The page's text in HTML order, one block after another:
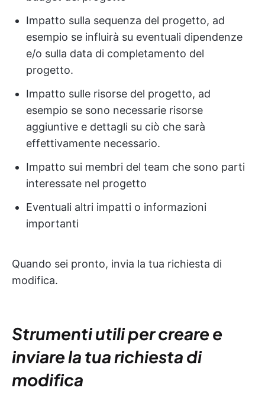
Impatto sulla sequenza del progetto, ad
esempio se influirà su eventuali dipendenze
e/o sulla data di completamento del
progetto.
Impatto sulle risorse del progetto, ad
esempio se sono necessarie risorse
aggiuntive e dettagli su ciò che sarà
effettivamente necessario.
Impatto sui membri del team che sono parti
interessate nel progetto
Eventuali altri impatti o informazioni
importanti
Quando sei pronto, invia la tua richiesta di
modifica.
Strumenti utili per creare e
inviare la tua richiesta di
modifica